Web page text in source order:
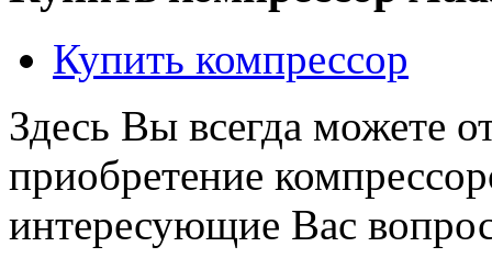
Купить компресcор
Здесь Вы всегда можете
приобретение
интересующие Вас